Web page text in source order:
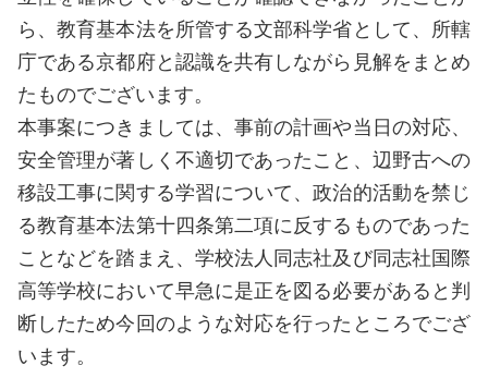
ら、教育基本法を所管する文部科学省として、所轄
庁である京都府と認識を共有しながら見解をまとめ
たものでございます。
本事案につきましては、事前の計画や当日の対応、
安全管理が著しく不適切であったこと、辺野古への
移設工事に関する学習について、政治的活動を禁じ
る教育基本法第十四条第二項に反するものであった
ことなどを踏まえ、学校法人同志社及び同志社国際
高等学校において早急に是正を図る必要があると判
断したため今回のような対応を行ったところでござ
います。